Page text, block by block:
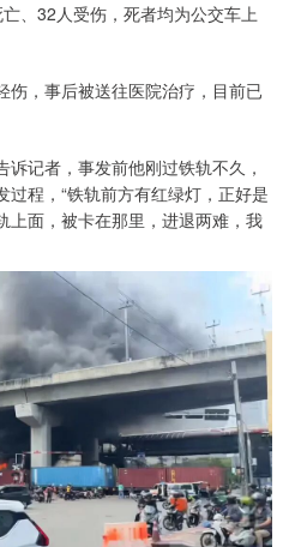
、32人受伤，死者均为公交车上
伤，事后被送往医院治疗，目前已
记者，事发前他刚过铁轨不久，
程，“铁轨前方有红绿灯，正好是
上面，被卡在那里，进退两难，我